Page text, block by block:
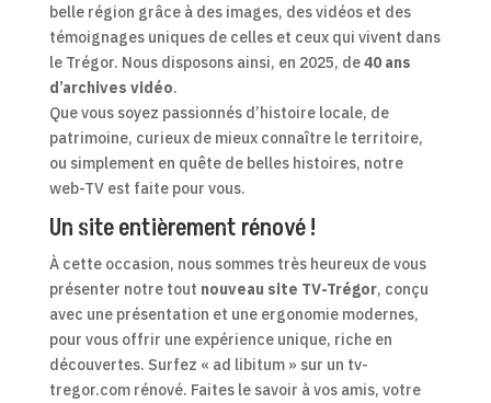
belle région grâce à des images, des vidéos et des
témoignages uniques de celles et ceux qui vivent dans
le Trégor. Nous disposons ainsi, en 2025, de40 ans
d’archives vidéo.
Que vous soyez passionnés d’histoire locale, de
patrimoine, curieux de mieux connaître le territoire,
ou simplement en quête de belles histoires, notre
web-TV est faite pour vous.
Un site entièrement rénové !
À cette occasion, nous sommes très heureux de vous
présenter notre tout nouveau site TV-Trégor, conçu
avec une présentation et une ergonomie modernes,
pour vous offrir une expérience unique, riche en
découvertes. Surfez « ad libitum » sur un tv-
tregor.com rénové. Faites le savoir à vos amis, votre